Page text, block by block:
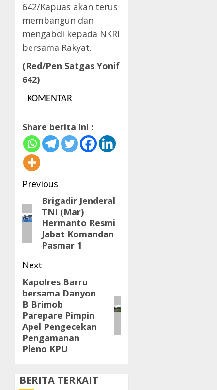
642/Kapuas akan terus
membangun dan
mengabdi kepada NKRI
bersama Rakyat.
(Red/Pen Satgas Yonif
642)
KOMENTAR
Share berita ini :
Post
navigation
Previous
Previous
post:
Brigadir Jenderal
TNI (Mar)
Hermanto Resmi
Jabat Komandan
Pasmar 1
Next
Next
post:
Kapolres Barru
bersama Danyon
B Brimob
Parepare Pimpin
Apel Pengecekan
Pengamanan
Pleno KPU
BERITA TERKAIT